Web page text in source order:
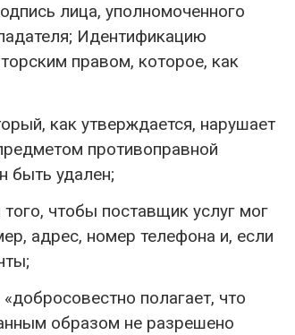
лица, уполномоченного
Идентификацию
правом, которое, как
как утверждается, нарушает
противоправной
быть удален;
чтобы поставщик услуг мог
адрес, номер телефона и, если
полагает, что
образом не разрешено